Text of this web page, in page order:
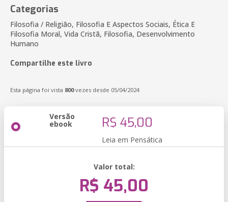
Categorias
Filosofia / Religião, Filosofia E Aspectos Sociais, Ética E
Filosofia Moral, Vida Cristã, Filosofia, Desenvolvimento
Humano
Compartilhe este livro
Esta página foi vista 800vezes desde 05/04/2024
Versão
ebook R$ 45,00
Leia em Pensática
Valor total:
R$ 45,00